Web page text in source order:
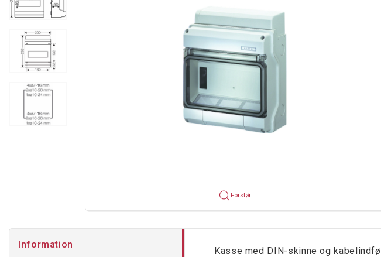
Forstør
Information
Kasse med DIN-skinne og